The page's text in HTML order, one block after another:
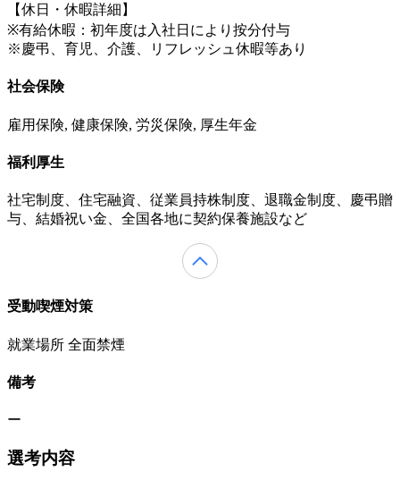
【休日・休暇詳細】
※有給休暇：初年度は入社日により按分付与
※慶弔、育児、介護、リフレッシュ休暇等あり
社会保険
雇用保険, 健康保険, 労災保険, 厚生年金
福利厚生
社宅制度、住宅融資、従業員持株制度、退職金制度、慶弔贈
与、結婚祝い金、全国各地に契約保養施設など
受動喫煙対策
就業場所 全面禁煙
備考
ー
選考内容